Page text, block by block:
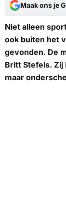
Maak ons je
Niet alleen
ook buiten het
gevonden. De
Britt Stefels.
maar